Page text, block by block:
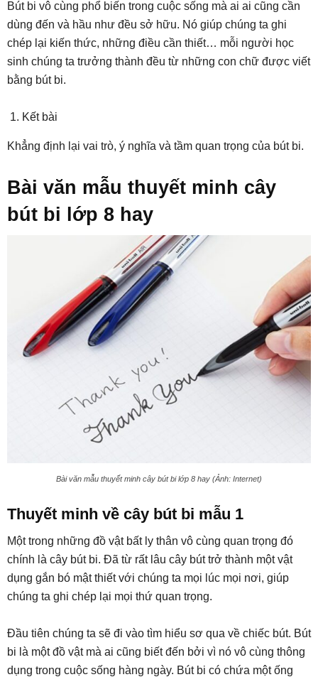
Bút bi vô cùng phổ biến trong cuộc sống mà ai ai cũng cần
dùng đến và hầu như đều sở hữu. Nó giúp chúng ta ghi
chép lại kiến thức, những điều cần thiết… mỗi người học
sinh chúng ta trưởng thành đều từ những con chữ được viết
bằng bút bi.
Kết bài
Khẳng định lại vai trò, ý nghĩa và tầm quan trọng của bút bi.
Bài văn mẫu thuyết minh cây
bút bi lớp 8 hay
Bài văn mẫu thuyết minh cây bút bi lớp 8 hay (Ảnh: Internet)
Thuyết minh về cây bút bi mẫu 1
Một trong những đồ vật bất ly thân vô cùng quan trọng đó
chính là cây bút bi. Đã từ rất lâu cây bút trở thành một vật
dụng gắn bó mật thiết với chúng ta mọi lúc mọi nơi, giúp
chúng ta ghi chép lại mọi thứ quan trọng.
Đầu tiên chúng ta sẽ đi vào tìm hiểu sơ qua về chiếc bút. Bút
bi là một đồ vật mà ai cũng biết đến bởi vì nó vô cùng thông
dụng trong cuộc sống hàng ngày. Bút bi có chứa một ống